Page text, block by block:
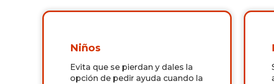
Niños
Evita que se pierdan y dales la
opción de pedir ayuda cuando la